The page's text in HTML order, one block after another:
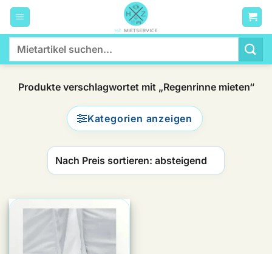
Zum
Inhalt
springen
nach:
Produkte verschlagwortet mit „Regenrinne mieten“
Kategorien anzeigen